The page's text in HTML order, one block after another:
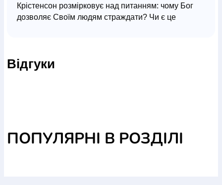
Крістенсон розмірковує над питанням: чому Бог
дозволяє Своїм людям страждати? Чи є це
долати ці проблеми, перетворюючи їх на переваги.
Відгуки
ПОПУЛЯРНІ В РОЗДІЛІ